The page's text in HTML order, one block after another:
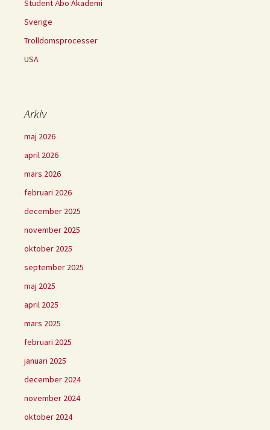
Student Åbo Akademi
Sverige
Trolldomsprocesser
USA
Arkiv
maj 2026
april 2026
mars 2026
februari 2026
december 2025
november 2025
oktober 2025
september 2025
maj 2025
april 2025
mars 2025
februari 2025
januari 2025
december 2024
november 2024
oktober 2024